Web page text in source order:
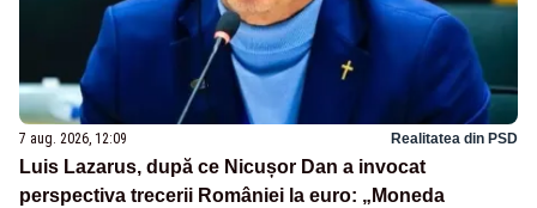
7 aug. 2026, 12:09 Realitatea din PSD
Luis Lazarus, după ce Nicușor Dan a invocat
perspectiva trecerii României la euro: „Moneda